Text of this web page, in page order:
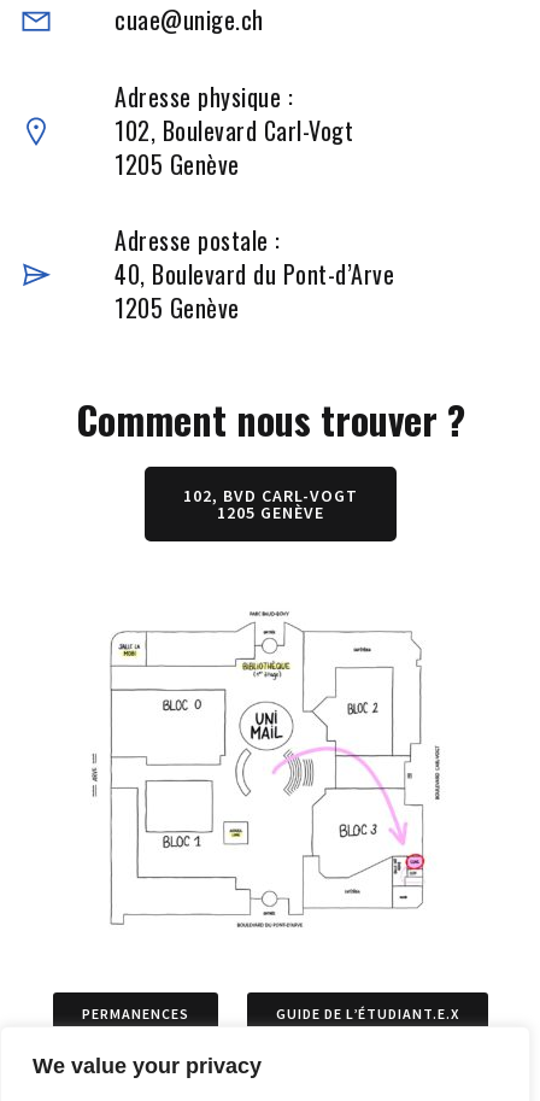
We value your privacy
cuae@unige.ch
Adresse physique :
102, Boulevard Carl-Vogt
1205 Genève
Adresse postale :
40, Boulevard du Pont-d’Arve
1205 Genève
Comment nous trouver ?
102, BVD CARL-VOGT
1205 GENÈVE
PERMANENCES GUIDE DE L’ÉTUDIANT.E.X